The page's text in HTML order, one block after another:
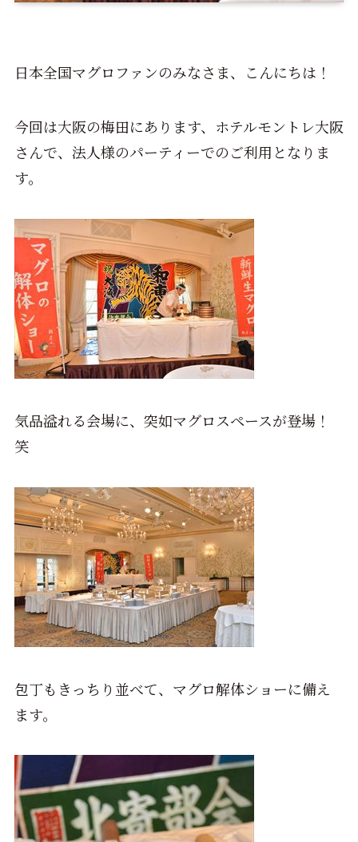
日本全国マグロファンのみなさま、こんにちは！
今回は大阪の梅田にあります、ホテルモントレ大阪
さんで、法人様のパーティーでのご利用となりま
す。
気品溢れる会場に、突如マグロスペースが登場！
笑
包丁もきっちり並べて、マグロ解体ショーに備え
ます。